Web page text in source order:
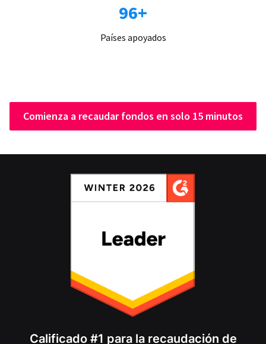
96+
Países apoyados
Comienza a recaudar fondos en solo 15 minutos
Calificado #1 para la recaudación de